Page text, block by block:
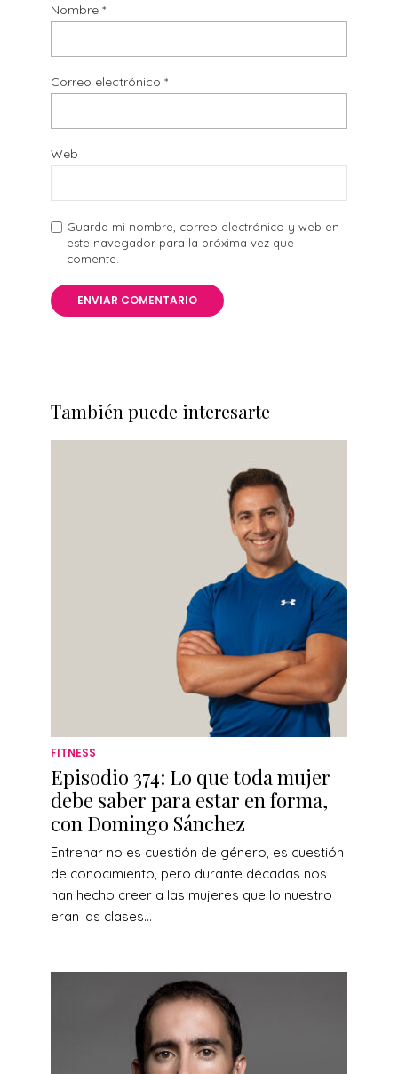
Nombre *
Correo electrónico *
Web
Guarda mi nombre, correo electrónico y web en
este navegador para la próxima vez que
comente.
También puede interesarte
FITNESS
Episodio 374: Lo que toda mujer
debe saber para estar en forma,
con Domingo Sánchez
Entrenar no es cuestión de género, es cuestión
de conocimiento, pero durante décadas nos
han hecho creer a las mujeres que lo nuestro
eran las clases...